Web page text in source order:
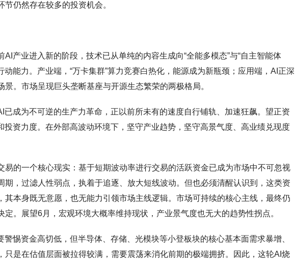
仍然存在较多的投资机会。
产业进入新的阶段，技术已从单纯的内容生成向“全能多模态”与“自主智能体
动能力。产业端，“万卡集群”算力竞赛白热化，能源成为新瓶颈；应用端，AI正深
。市场呈现巨头垄断基座与开源生态繁荣的两极格局。
成为不可逆的生产力革命，正以前所未有的速度自行铺轨、加速狂飙。望正资
投资力度。在外部高波动环境下，坚守产业趋势，坚守高景气度、高业绩兑现度
易的一个核心现实：基于短期波动率进行交易的活跃资金已成为市场中不可忽视
期，过滤人性弱点，执着于追逐、放大短线波动。但也必须清醒认识到，这类资
其本身既无意愿，也无能力引领市场主线逻辑。市场可持续的核心主线，最终仍
。展望6月，宏观环境大概率维持现状，产业景气度也无大的趋势性拐点。
惕资金高切低，但半导体、存储、光模块等小登板块的核心基本面需求暴增、
只是在估值层面被拉得较满，需要震荡来消化前期的极端拥挤。因此，这轮AI烧